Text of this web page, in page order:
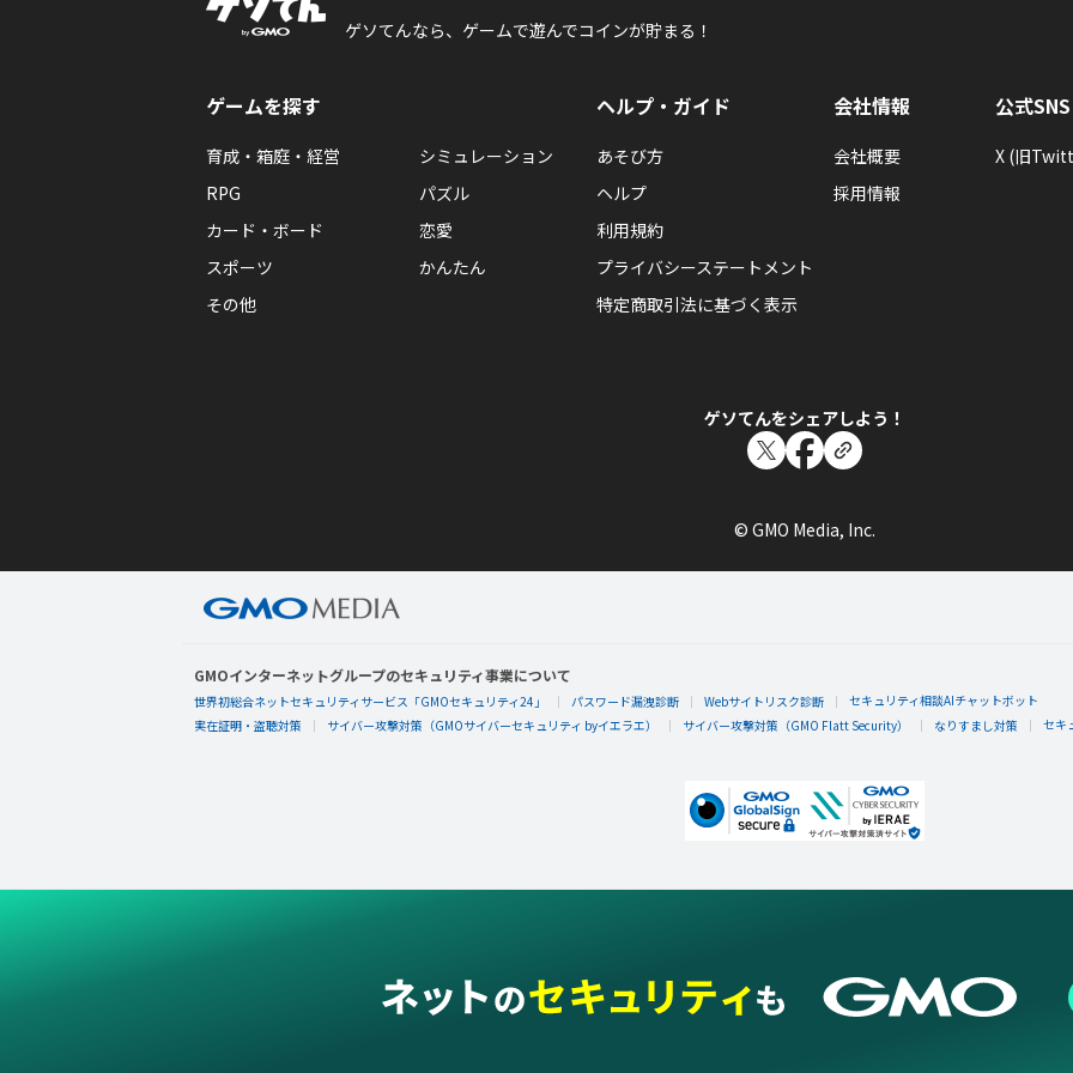
ゲソてんなら、ゲームで遊んでコインが貯まる！
ゲームを探す
育成・箱庭・経営
シミュレーション
RPG
パズル
カード・ボード
恋愛
スポーツ
かんたん
その他
ヘルプ・ガイド
あそび方
ヘルプ
利用規約
プライバシーステートメント
特定商取引法に基づく表示
会社情報
会社概要
採用情報
公式SNS
X (旧
ゲソてんをシェアしよう！
© GMO Media, Inc.
GMOインターネットグループのセキュリティ事業について
世界初総合ネットセキュリティサービス「GMOセキュリティ24」 パスワード漏洩診断 Webサイトリスク診断
セキュリティ相談AIチャットボット
実在証明・盗聴対策
サイバー攻撃対策（GMOサイバーセキュリティ byイエラエ） サイバー攻撃対策（GMO Flatt Security） なりすまし対策 セキ